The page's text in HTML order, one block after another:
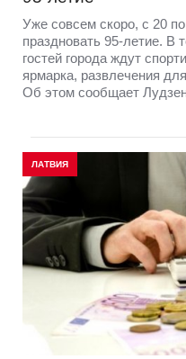
Уже совсем скоро, с 20
праздновать 95-летие. В
гостей города ждут
ярмарка, развлечения
Об этом сообщает
ЛАТВИЯ